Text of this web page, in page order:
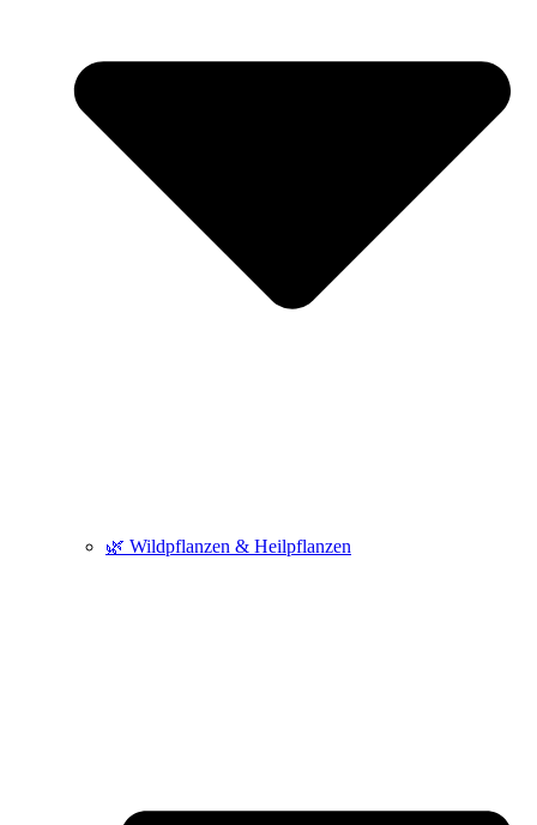
🌿 Wildpflanzen & Heilpflanzen